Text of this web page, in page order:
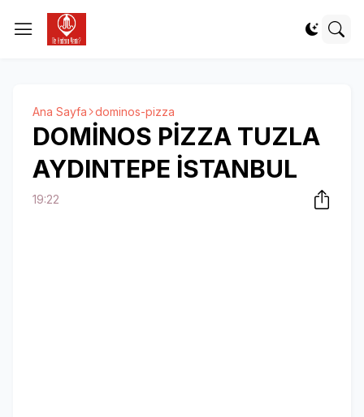
Ana Sayfa dominos-pizza
DOMİNOS PİZZA TUZLA
AYDINTEPE İSTANBUL
19:22